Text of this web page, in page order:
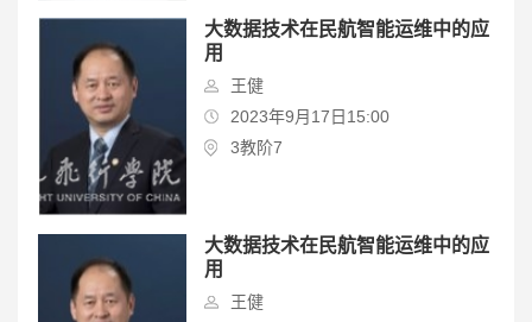
大数据技术在民航智能运维中的应
用
王健
2023年9月17日15:00
3教阶7
大数据技术在民航智能运维中的应
用
王健